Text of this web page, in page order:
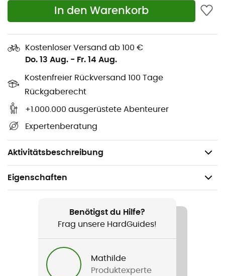
In den Warenkorb
Kostenloser Versand ab 100 €
Do. 13 Aug. - Fr. 14 Aug.
Kostenfreier Rückversand 100 Tage
Rückgaberecht
+1.000.000 ausgerüstete Abenteurer
Expertenberatung
Aktivitätsbeschreibung
Länge: 220 cm
Höhe: 100 cm
1 Platz
Abmessungen: 220 x 120 x 100 cm
Abmessungen im komprimierten Zustand: 16 x 13
cm
Multifilament-Polyesterfasern
Feines hexagonales Netzgewebe (80 Löcher pro
Gewicht: 245 g
Eigenschaften
Wandern / Reise / Camping
Benötigst du Hilfe?
Frag unsere HardGuides!
Mathilde
Produktexperte